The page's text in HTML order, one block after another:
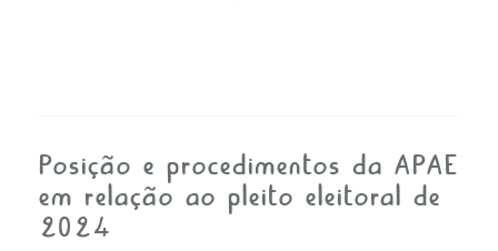
Posição e procedimentos da APAE
em relação ao pleito eleitoral de
2024